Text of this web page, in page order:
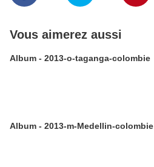
Vous aimerez aussi
Album - 2013-o-taganga-colombie
Album - 2013-m-Medellin-colombie